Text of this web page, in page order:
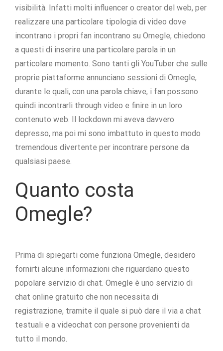
visibilità. Infatti molti influencer o creator del web, per
realizzare una particolare tipologia di video dove
incontrano i propri fan incontrano su Omegle, chiedono
a questi di inserire una particolare parola in un
particolare momento. Sono tanti gli YouTuber che sulle
proprie piattaforme annunciano sessioni di Omegle,
durante le quali, con una parola chiave, i fan possono
quindi incontrarli through video e finire in un loro
contenuto web. Il lockdown mi aveva davvero
depresso, ma poi mi sono imbattuto in questo modo
tremendous divertente per incontrare persone da
qualsiasi paese.
Quanto costa
Omegle?
Prima di spiegarti come funziona Omegle, desidero
fornirti alcune informazioni che riguardano questo
popolare servizio di chat. Omegle è uno servizio di
chat online gratuito che non necessita di
registrazione, tramite il quale si può dare il via a chat
testuali e a videochat con persone provenienti da
tutto il mondo.